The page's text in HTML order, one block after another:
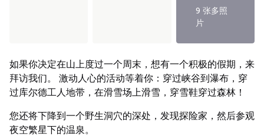
9 张多照
片
如果你决定在山上度过一个周末，想有一个积极的假期，来
拜访我们。 激动人心的活动等着你：穿过峡谷到瀑布，穿
过库尔德工人地带，在滑雪场上滑雪，穿雪鞋穿过森林！
您还将下降到一个野生洞穴的深处，发现探险家，然后参观
夜空繁星下的温泉。